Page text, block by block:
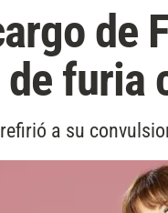
de
furia
a su